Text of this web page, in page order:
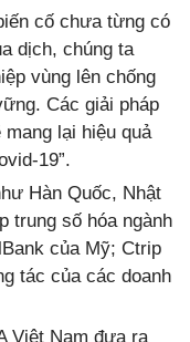
cố chưa từng có
dịch, chúng ta
vùng lên chống
Các giải pháp
lại hiệu quả
19”.
Hàn Quốc, Nhật
trung số hóa ngành
của Mỹ; Ctrip
tác của các doanh
Việt Nam đưa ra